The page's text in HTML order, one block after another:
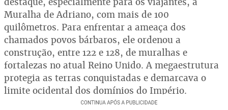
Muralha de Adriano, com mais de 100
quilômetros. Para enfrentar a ameaça dos
chamados povos bárbaros, ele ordenou a
construção, entre 122 e 128, de muralhas e
fortalezas no atual Reino Unido. A megaestrutura
protegia as terras conquistadas e demarcava o
limite ocidental dos domínios do Império.